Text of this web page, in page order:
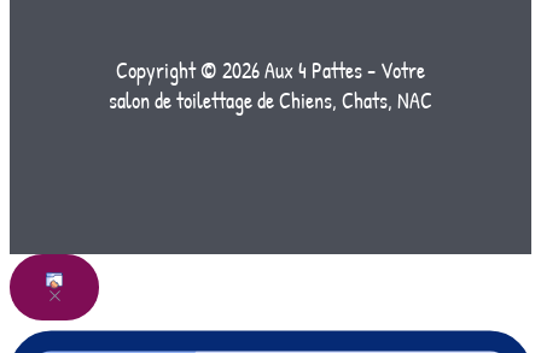
Copyright © 2026 Aux 4 Pattes - Votre
salon de toilettage de Chiens, Chats, NAC